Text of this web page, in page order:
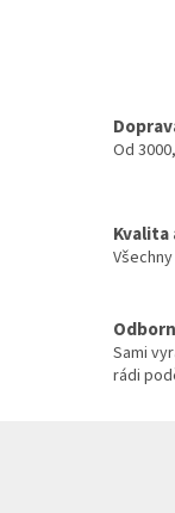
Od
Kvalita
Sami
rádi